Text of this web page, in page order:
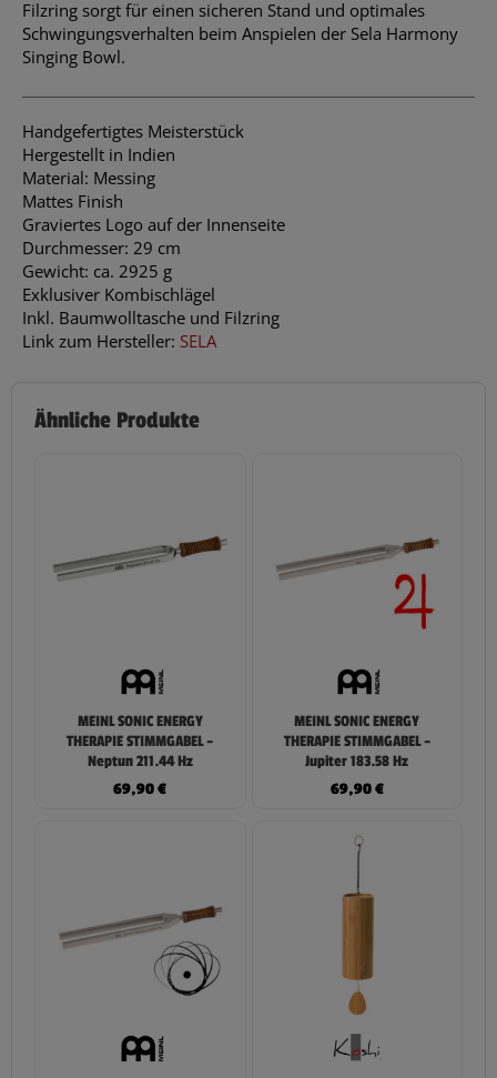
Filzring sorgt für einen sicheren Stand und optimales
Schwingungsverhalten beim Anspielen der Sela Harmony
Singing Bowl.
Handgefertigtes Meisterstück
Hergestellt in Indien
Material: Messing
Mattes Finish
Graviertes Logo auf der Innenseite
Durchmesser: 29 cm
Gewicht: ca. 2925 g
Exklusiver Kombischlägel
Inkl. Baumwolltasche und Filzring
Link zum Hersteller: SELA
Ähnliche Produkte
MEINL SONIC ENERGY
THERAPIE STIMMGABEL –
Neptun 211.44 Hz
69,90€
MEINL SONIC ENERGY
THERAPIE STIMMGABEL –
Jupiter 183.58 Hz
69,90€